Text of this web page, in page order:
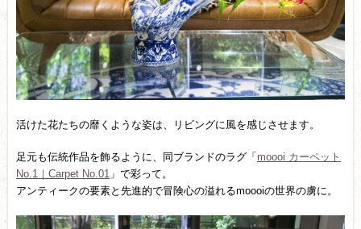
活けた花たちの靡くような姿は、リビングに風を感じさせます。
足元も伝統作品を飾るように、同ブランドのラグ「 moooi カーペット
No.1｜Carpet No.01 」で彩って。
アンティークの要素と先進的で冒険心の溢れるmoooiの世界の虜に。